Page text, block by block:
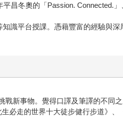
昌冬奧的「Passion. Connected.
識平台授課。憑藉豐富的經驗與
新事物。覺得口譯及筆譯的不同之
走的世界十大徒步健行步道》、